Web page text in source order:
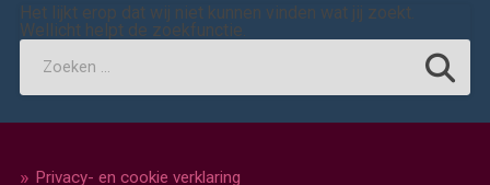
Het lijkt erop dat wij niet kunnen vinden wat jij zoekt.
Wellicht helpt de zoekfunctie.
Privacy- en cookie verklaring